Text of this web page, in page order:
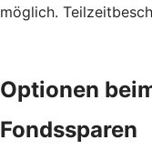
möglich.
Optionen
Fondssparen